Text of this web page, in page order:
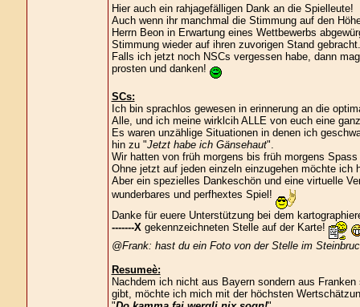
Hier auch ein rahjagefälligen Dank an die Spielleute!
Auch wenn ihr manchmal die Stimmung auf den
Herrn Beon in Erwartung eines Wettbewerbs
Stimmung wieder auf ihren zuvorigen Stand gebracht.
Falls ich jetzt noch NSCs vergessen habe, dann
prosten und danken!
SCs:
Ich bin sprachlos gewesen in erinnerung an die
Alle, und ich meine wirklcih ALLE von euch eine
Es waren unzählige Situationen in denen ich
hin zu "Jetzt habe ich Gänsehaut".
Wir hatten von früh morgens bis früh morgens
Ohne jetzt auf jeden einzeln einzugehen möchte
Aber ein spezielles Dankeschön und eine virtuelle
wunderbares und perfhextes Spiel!
Danke für euere Unterstützung bei dem
-------X gekennzeichneten Stelle auf der Karte!
@Frank: hast du ein Foto von der Stelle im
Resumeè:
Nachdem ich nicht aus Bayern sondern aus
gibt, möchte ich mich mit der höchsten